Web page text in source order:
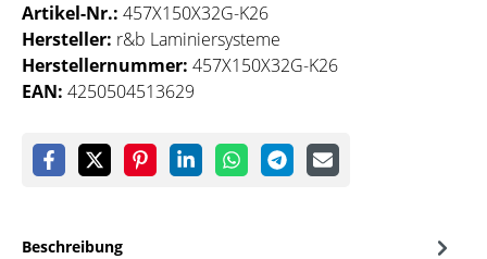
Artikel-Nr.: 457X150X32G-K26
Hersteller: r&b Laminiersysteme
Herstellernummer: 457X150X32G-K26
EAN: 4250504513629
Beschreibung